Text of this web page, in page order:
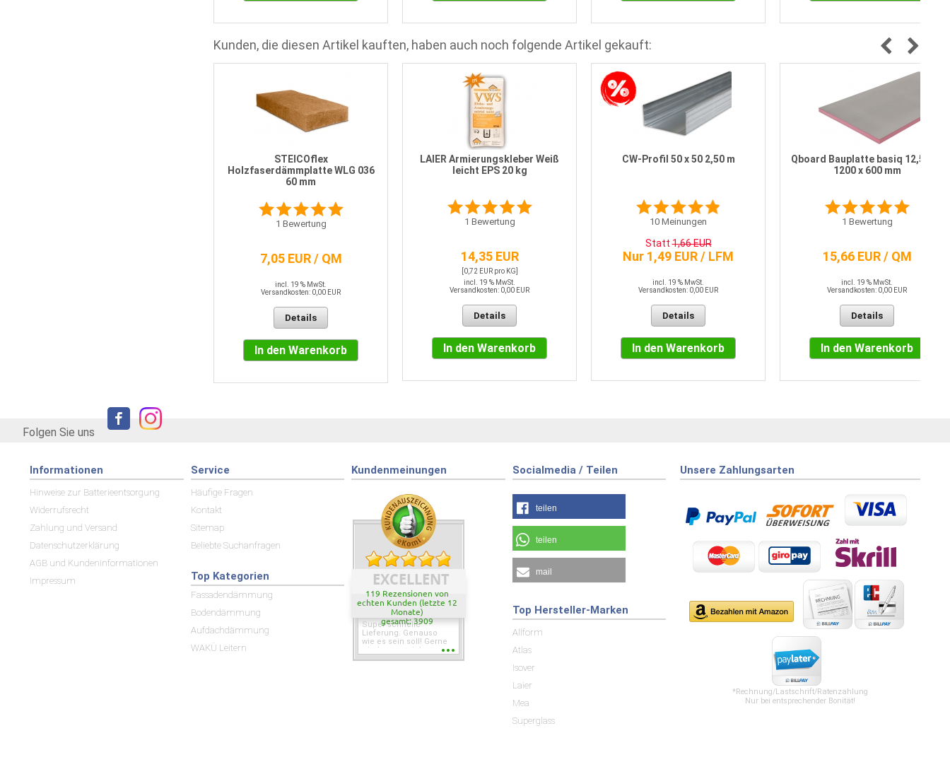
Kunden, die diesen Artikel kauften, haben auch noch folgende Artikel gekauft:
STEICOflex
Holzfaserdämmplatte WLG 036
60 mm
1 Bewertung
7,05 EUR / QM
incl. 19 % MwSt.
Versandkosten: 0,00 EUR
Details
In den Warenkorb
LAIER Armierungskleber Weiß
leicht EPS 20 kg
1 Bewertung
14,35 EUR
[0,72 EUR pro KG]
incl. 19 % MwSt.
Versandkosten: 0,00 EUR
Details
In den Warenkorb
CW-Profil 50 x 50 2,50 m
10 Meinungen
Statt1,66 EUR
Nur 1,49 EUR / LFM
incl. 19 % MwSt.
Versandkosten: 0,00 EUR
Details
In den Warenkorb
Qboard Bauplatte basiq 12,5 mm
1200 x 600 mm
1 Bewertung
15,66 EUR / QM
incl. 19 % MwSt.
Versandkosten: 0,00 EUR
Details
In den Warenkorb
Folgen Sie uns
Informationen
Hinweise zur Batterieentsorgung
Widerrufsrecht
Zahlung und Versand
Datenschutzerklärung
AGB und Kundeninformationen
Impressum
Service
Häufige Fragen
Kontakt
Sitemap
Beliebte Suchanfragen
Top Kategorien
Fassadendämmung
Bodendämmung
Aufdachdämmung
WAKÜ Leitern
Kundenmeinungen
EXCELLENT
119 Rezensionen von
echten Kunden (letzte 12
Monate)
gesamt: 3909
Super schnelle
Lieferung. Genauso
wie es sein soll! Gerne
wieder wenn ich was
Socialmedia / Teilen
teilen
teilen
mail
Unsere Zahlungsarten
*Rechnung/Lastschrift/Ratenzahlung
Nur bei entsprechender Bonität!
Top Hersteller-Marken
Allform
Atlas
Isover
Laier
Mea
Superglass